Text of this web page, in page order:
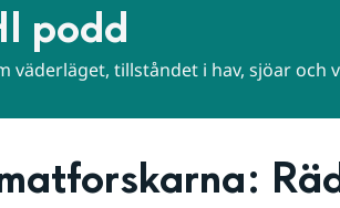
podd
väderläget, tillståndet i hav, sjöar och